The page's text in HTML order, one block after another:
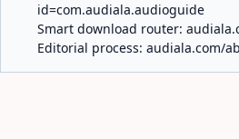
id=com.audiala.audioguide
Smart download router:
Editorial process: audiala.com/